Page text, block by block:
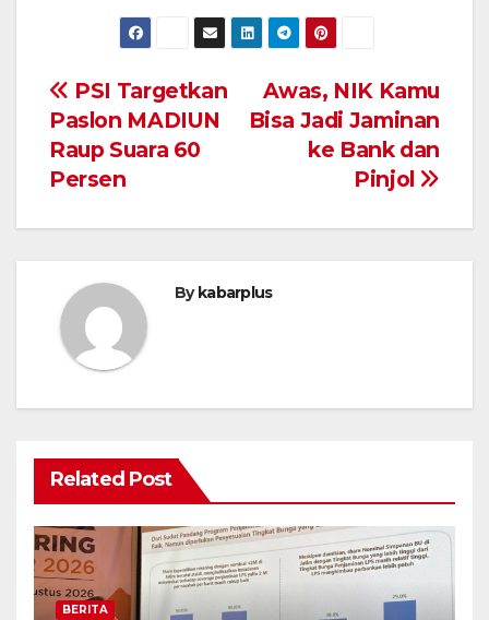
Navigasi
pos
Awas, NIK Kamu
Bisa Jadi Jaminan
ke Bank dan
Pinjol
PSI Targetkan
Paslon MADIUN
Raup Suara 60
Persen
Bykabarplus
Related Post
BERITA